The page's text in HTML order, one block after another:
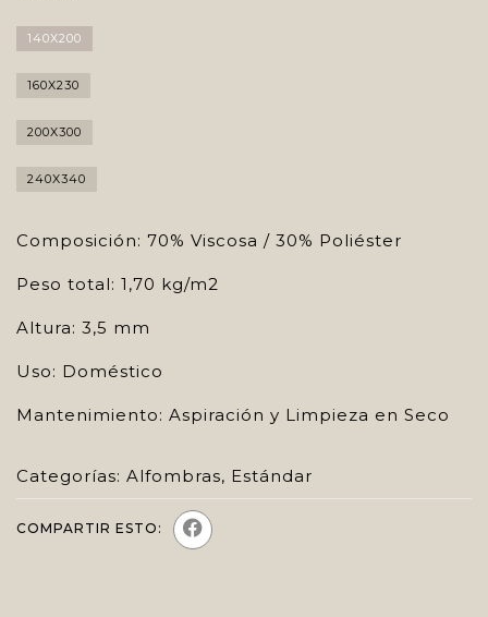
140X200
160X230
200X300
240X340
Composición: 70% Viscosa / 30% Poliéster
Peso total: 1,70 kg/m2
Altura: 3,5 mm
Uso: Doméstico
Mantenimiento: Aspiración y Limpieza en Seco
Categorías: Alfombras, Estándar
COMPARTIR ESTO: